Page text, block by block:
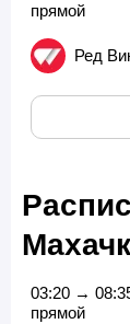
прямой
Ред
03:20 →
прямой